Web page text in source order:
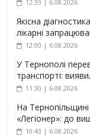
12:33 | 6.08.2026
Якісна
лікарні
12:00 | 6.08.2026
У Тернополі
транспорті:
11:30 | 6.08.2026
На
«Легіонер»: до
10:43 | 6.08.2026